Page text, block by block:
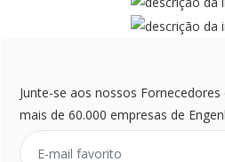
Junte-se aos nossos
mais de 60.000 empresas de